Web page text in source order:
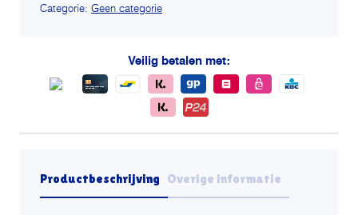
premium
Categorie: Geen categorie
Veilig betalen met:
Productbeschrijving Overige informatie